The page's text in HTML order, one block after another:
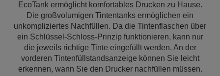
EcoTank ermöglicht komfortables Drucken zu Hause.
Die großvolumigen Tintentanks ermöglichen ein
unkompliziertes Nachfüllen. Da die Tintenflaschen über
ein Schlüssel-Schloss-Prinzip funktionieren, kann nur
die jeweils richtige Tinte eingefüllt werden. An der
vorderen Tintenfüllstandsanzeige können Sie leicht
erkennen, wann Sie den Drucker nachfüllen müssen.